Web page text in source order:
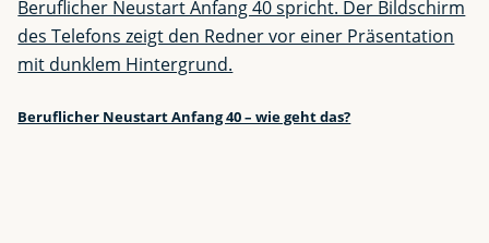
Beruflicher Neustart Anfang 40 – wie geht das?